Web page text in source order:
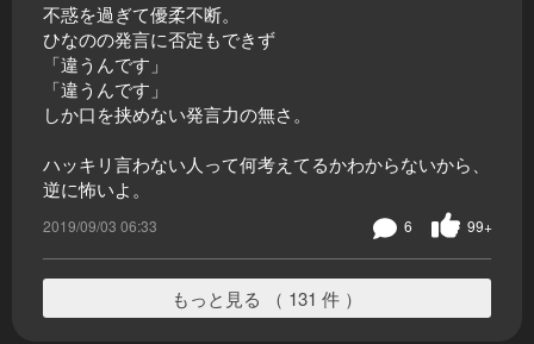
不惑を過ぎて優柔不断。
ひなのの発言に否定もできず
「違うんです」
「違うんです」
しか口を挟めない発言力の無さ。
ハッキリ言わない人って何考えてるかわからないから、
逆に怖いよ。
2019/09/03 06:33 99+
6
もっと見る （ 131 件 ）